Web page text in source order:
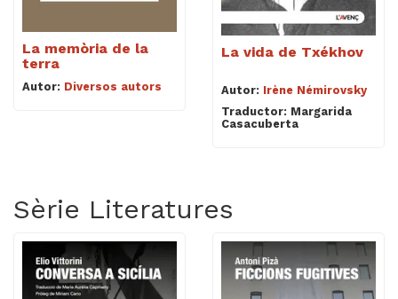
La memòria de la
terra
Autor: Diversos autors
La vida de Txékhov
Autor: Irène Némirovsky
Traductor: Margarida
Casacuberta
Sèrie Literatures